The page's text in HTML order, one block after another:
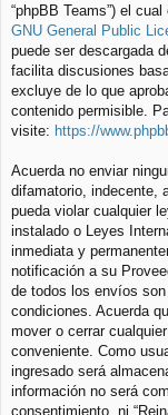
“phpBB Teams”) el
GNU General Public
puede ser descargada
facilita discusiones
excluye de lo que
contenido permisible.
visite: https://
Acuerda no enviar
difamatorio, indecente,
pueda violar cualquier
instalado o Leyes
inmediata y
notificación a su
de todos los envíos
condiciones. Acuerda
mover o cerrar
conveniente. Como
ingresado será
información no será
consentimiento, ni